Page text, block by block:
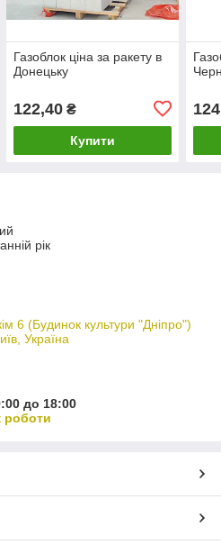
Газоблок ціна за ракету в
Донецьку
122,40₴
Купити
124
рік
6 (Будинок культури "Дніпро")
Україна
до 18:00
роботи